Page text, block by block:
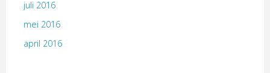
juli 2016
mei 2016
april 2016